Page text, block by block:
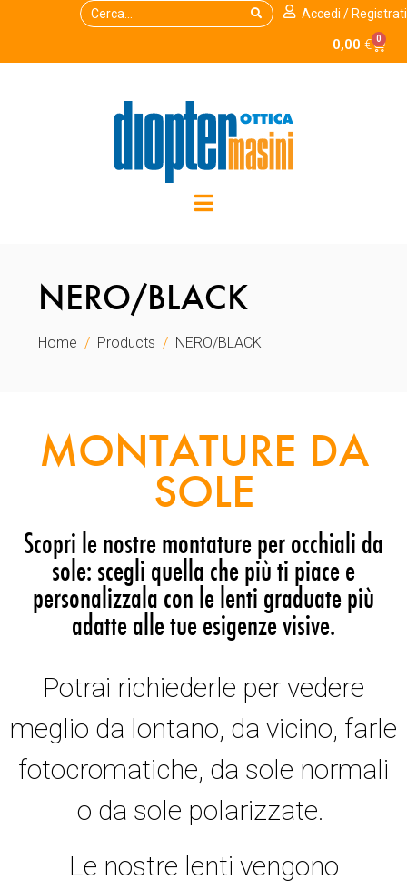
Accedi / Registrati
0,00 € 0
NERO/BLACK
Home Products NERO/BLACK
MONTATURE DA
SOLE
Scopri le nostre montature per occhiali da
sole: scegli quella che più ti piace e
personalizzala con le lenti graduate più
adatte alle tue esigenze visive.
Potrai richiederle per vedere
meglio da lontano, da vicino, farle
fotocromatiche, da sole normali
o da sole polarizzate.
Le nostre lenti vengono